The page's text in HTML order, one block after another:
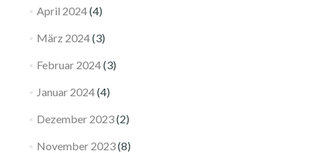
April 2024(4)
März 2024(3)
Februar 2024(3)
Januar 2024(4)
Dezember 2023(2)
November 2023(8)